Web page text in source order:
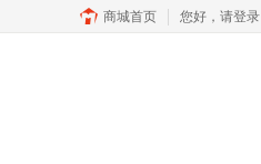
商城首页 您好， 请登录